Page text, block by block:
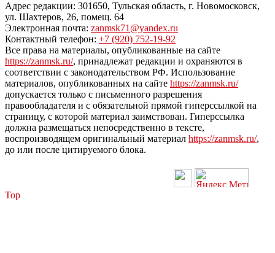
Адрес редакции: 301650, Тульская область, г. Новомосковск,
ул. Шахтеров, 26, помещ. 64
Электронная почта: zanmsk71@yandex.ru
Контактный телефон: +7 (920) 752-19-92
Все права на материалы, опубликованные на сайте
https://zanmsk.ru/, принадлежат редакции и охраняются в
соответствии с законодательством РФ. Использование
материалов, опубликованных на сайте https://zanmsk.ru/
допускается только с письменного разрешения
правообладателя и с обязательной прямой гиперссылкой на
страницу, с которой материал заимствован. Гиперссылка
должна размещаться непосредственно в тексте,
воспроизводящем оригинальный материал https://zanmsk.ru/,
до или после цитируемого блока.
Top